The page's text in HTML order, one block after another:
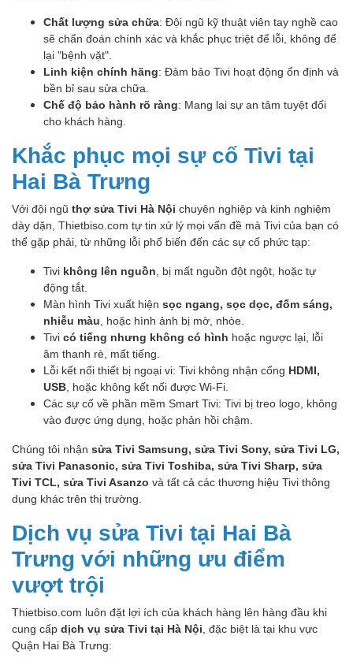
Chất lượng sửa chữa: Đội ngũ kỹ thuật viên tay nghề cao
sẽ chẩn đoán chính xác và khắc phục triệt để lỗi, không để
lại "bệnh vặt".
Linh kiện chính hãng: Đảm bảo Tivi hoạt động ổn định và
bền bỉ sau sửa chữa.
Chế độ bảo hành rõ ràng: Mang lại sự an tâm tuyệt đối
cho khách hàng.
Khắc phục mọi sự cố Tivi tại
Hai Bà Trưng
Với đội ngũ thợ sửa Tivi Hà Nội chuyên nghiệp và kinh nghiệm
dày dặn, Thietbiso.com tự tin xử lý mọi vấn đề mà Tivi của bạn có
thể gặp phải, từ những lỗi phổ biến đến các sự cố phức tạp:
Tivi không lên nguồn , bị mất nguồn đột ngột, hoặc tự
động tắt.
Màn hình Tivi xuất hiện sọc ngang, sọc dọc, đốm sáng,
nhiễu màu , hoặc hình ảnh bị mờ, nhòe.
Tivi có tiếng nhưng không có hình hoặc ngược lại, lỗi
âm thanh rè, mất tiếng.
Lỗi kết nối thiết bị ngoại vi: Tivi không nhận cổng HDMI,
USB , hoặc không kết nối được Wi-Fi.
Các sự cố về phần mềm Smart Tivi: Tivi bị treo logo, không
vào được ứng dụng, hoặc phản hồi chậm.
Chúng tôi nhận sửa Tivi Samsung, sửa Tivi Sony, sửa Tivi LG,
sửa Tivi Panasonic, sửa Tivi Toshiba, sửa Tivi Sharp, sửa
Tivi TCL, sửa Tivi Asanzo và tất cả các thương hiệu Tivi thông
dụng khác trên thị trường.
Dịch vụ sửa Tivi tại Hai Bà
Trưng với những ưu điểm
vượt trội
Thietbiso.com luôn đặt lợi ích của khách hàng lên hàng đầu khi
cung cấp dịch vụ sửa Tivi tại Hà Nội , đặc biệt là tại khu vực
Quận Hai Bà Trưng: